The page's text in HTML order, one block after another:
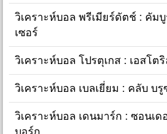
วิเคราะห์บอล พรีเมียร์ดัตช์ : คัมบู
เซอร์
วิเคราะห์บอล โปรตุเกส : เอสโต
วิเคราะห์บอล เบลเยี่ยม : คลับ บ
วิเคราะห์บอล เดนมาร์ก : ซอนเด
บอร์ก